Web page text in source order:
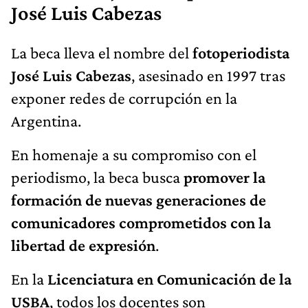
José Luis Cabezas
La beca lleva el nombre del fotoperiodista
José Luis Cabezas, asesinado en 1997 tras
exponer redes de corrupción en la
Argentina.
En homenaje a su compromiso con el
periodismo, la beca buscapromover la
formación de nuevas generaciones de
comunicadores comprometidos con la
libertad de expresión.
En la Licenciatura en Comunicación de la
USBA, todos los docentes son